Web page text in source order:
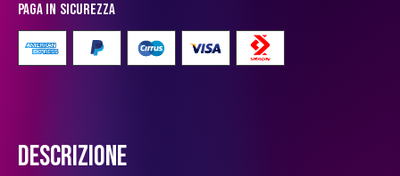
Paga in sicurezza
DESCRIZIONE